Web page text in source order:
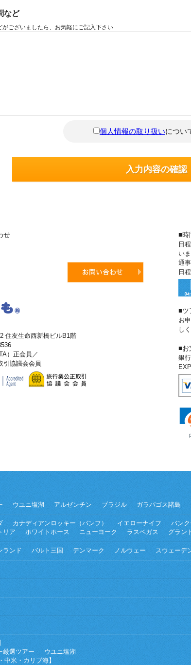
など
がございましたら、お気軽にご記入下さい
個人情報の取り扱いについ
せ
住友生命西新橋ビルB1階
）正会員／
引協議会会員
■時
日
い
通
日
■ツ
お
し
■お
銀
ウユニ塩湖 アルゼンチン ブラジル ガラパゴス諸島
カナディアンロッキー（バンフ） イエローナイフ バン
リア
ホワイトホース ニューヨーク ラスベガス グラン
ランド バルト三国 デンマーク ノルウェー スウェーデ
厳選ツアー
ウユニ塩湖
中米・カリブ海】